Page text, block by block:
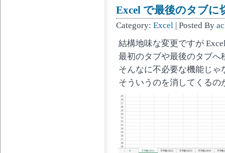
Excel で最後のタブに
Category: Excel | Posted By
結構地味な変更ですが
最初のタブや最後のタブ
そんなに不必要な機能じゃ
そういうのを消してくる